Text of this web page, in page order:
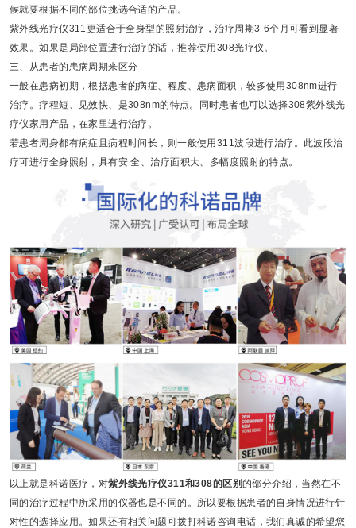
候就要根据不同的部位挑选合适的产品。
紫外线光疗仪311 更适合于全身型的照射治疗，治疗周期3-6个月可看到显著
效果。如果是局部位置进行治疗的话，推荐使用308光疗仪。
三、
从患者的患病周期来区分
一般在患病初期，根据患者的病症、程度、患病面积，较多使用308nm进行
治疗。疗程短、见效快、是308nm的特点。同时患者也可以选择308紫外线光
疗仪家用产品，在家里进行治疗。
若患者周身都有病症且病程时间长，则一般使用311波段进行治疗。此波段治
疗可进行全身照射，具有安 全、治疗面积大、多幅度照射的特点。
以上就是科诺医疗，对紫外线光疗仪311和308的区别的部分介绍，当然在不
同的治疗过程中所采用的仪器也是不同的。所以要根据患者的自身情况进行针
对性的选择应用。如果还有相关问题可拨打科诺咨询电话，我们真诚的希望您